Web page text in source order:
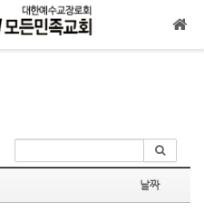
날짜